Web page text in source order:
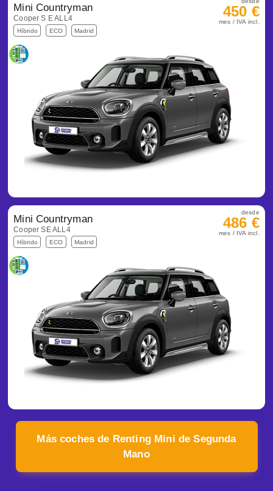
Mini Countryman
Cooper S E ALL4
Híbrido ECO Madrid
450 €
mes / IVA incl.
Mini Countryman
Cooper SE ALL4
Híbrido ECO Madrid
desde
486 €
mes / IVA incl.
Más coches de Renting Mini de Segunda
Mano